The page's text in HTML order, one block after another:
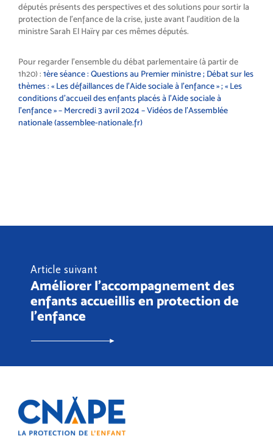
députés présents des perspectives et des solutions pour sortir la
protection de l’enfance de la crise, juste avant l’audition de la
ministre Sarah El Haïry par ces mêmes députés.
Pour regarder l’ensemble du débat parlementaire (à partir de
1h20) : 1ère séance : Questions au Premier ministre ; Débat sur les
thèmes : « Les défaillances de l’Aide sociale à l’enfance » ; « Les
conditions d’accueil des enfants placés à l’Aide sociale à
l’enfance » – Mercredi 3 avril 2024 – Vidéos de l’Assemblée
nationale (assemblee-nationale.fr)
Article suivant
Améliorer l'accompagnement des
enfants accueillis en protection de
l'enfance